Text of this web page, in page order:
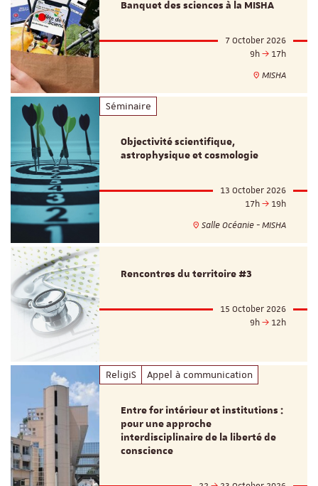
Banquet des sciences à la MISHA
7 October 2026
9h
17h
MISHA
Séminaire
Objectivité scientifique,
astrophysique et cosmologie
13 October 2026
17h
19h
Salle Océanie - MISHA
Rencontres du territoire #3
15 October 2026
9h
12h
ReligiS Appel à communication
Entre for intérieur et institutions :
pour une approche
interdisciplinaire de la liberté de
conscience